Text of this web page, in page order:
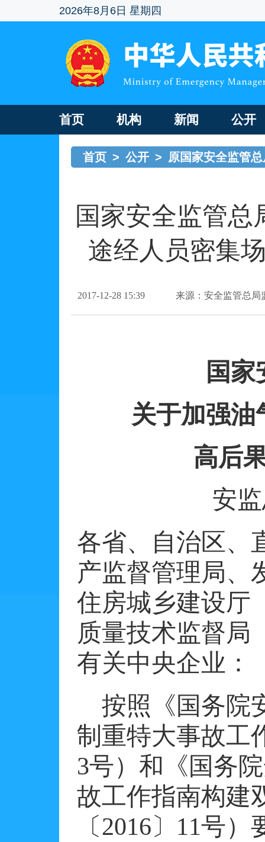
2026年8月6日 星期四
首页 机构 新闻 公开
首页 > 公开 > 原国家安全监管
国家安全监管
途经人员密集
2017-12-28 15:39 来源：安全监管总局
国
关于加强油
高后
安
各省、自治区、
产监督管理局、
住房城乡建设厅
质量技术监督局
有关中央企业：
按照《国务院
制重特大事故工
3号）和《国务
故工作指南构建
〔2016〕 11号）